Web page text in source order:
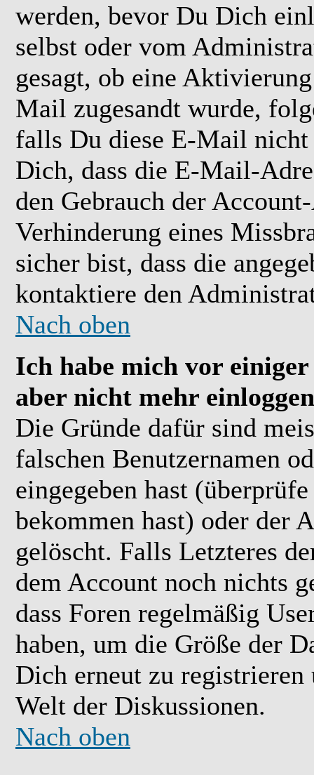
werden, bevor Du Dich
selbst oder vom
gesagt, ob eine
Mail zugesandt wurde,
falls Du diese E-Mail nicht
Dich, dass die E-Mail-
den Gebrauch der
Verhinderung eines
sicher bist, dass die
kontaktiere den
Nach oben
Ich habe mich vor
aber nicht mehr
Die Gründe dafür sind
falschen Benutzernamen
eingegeben hast
bekommen hast) oder der
gelöscht. Falls Letzteres
dem Account noch nichts
dass Foren regelmäßig
haben, um die Größe der
Dich erneut zu
Welt der Diskussionen.
Nach oben